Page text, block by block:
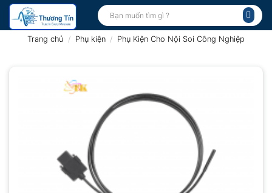
Bỏ
qua
Tìm
kiếm:
Trang chủ / Phụ kiện / Phụ Kiện Cho Nội Soi Công Nghiệp